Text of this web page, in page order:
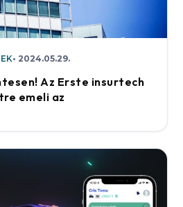
2024.05.29.
Az Erste insurtech
emeli az